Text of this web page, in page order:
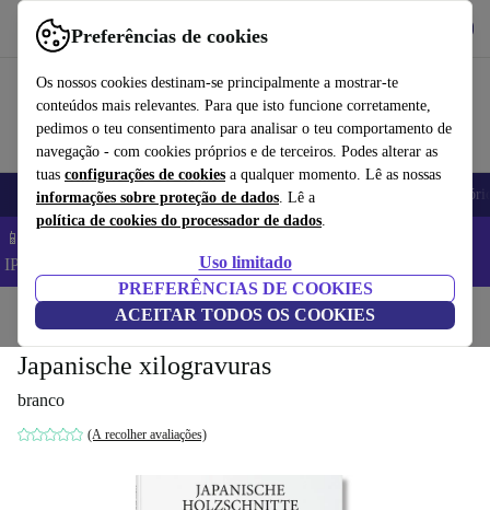
Preferências de cookies
Os nossos cookies destinam-se principalmente a mostrar-te
conteúdos mais relevantes. Para que isto funcione corretamente,
pedimos o teu consentimento para analisar o teu comportamento de
navegação - com cookies próprios e de terceiros. Podes alterar as
tuas configurações de cookies a qualquer momento. Lê as nossas
informações sobre proteção de dados. Lê a
política de cookies do processador de dados.
Uso limitado
PREFERÊNCIAS DE COOKIES
ACEITAR TODOS OS COOKIES
Use o refurbed de forma rápida e fácil
Telemóveis Computadores Portáteis Tablets
📱 Poupa 5% EXTRA em todos os iPhones – Código:
IPHONEDEAL –
Início Casa Móveis
Japanische xilogravuras
branco
(A recolher avaliações)